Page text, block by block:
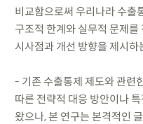
비교함으로써 우리나라 수출
구조적 한계와 실무적 문제
시사점과 개선 방향을 제시하
- 기존 수출통제 제도와 관련
따른 전략적 대응 방안이나
왔으나, 본 연구는 본격적인